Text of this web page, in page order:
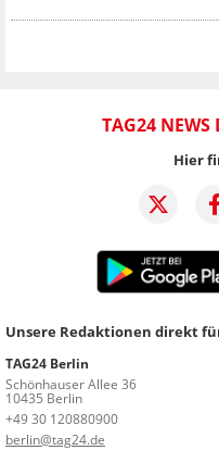
TAG24
Hier
Unsere Redaktionen direkt
TAG24 Berlin
Schönhauser Allee 36
10435 Berlin
+49 30 120880900
berlin@tag24.de